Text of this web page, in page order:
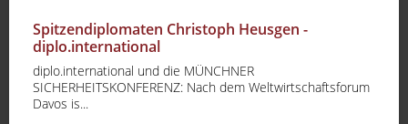
Spitzendiplomaten Christoph Heusgen -
diplo.international
diplo.international und die MÜNCHNER
SICHERHEITSKONFERENZ: Nach dem Weltwirtschaftsforum
Davos is...